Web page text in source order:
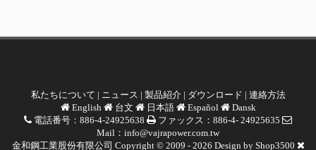
私たちについて | ニュース | 製品紹介| ダウンロード | 連絡方法
English
台文 日本語 Español
Dansk
電話番号：886-4-24925638
ファックス：886-4- 24925635
Mail： info@vajrapower.com.tw
金和鋼工業股份有限公司 Copyright © 2009 - 2026 Design by Shop3500